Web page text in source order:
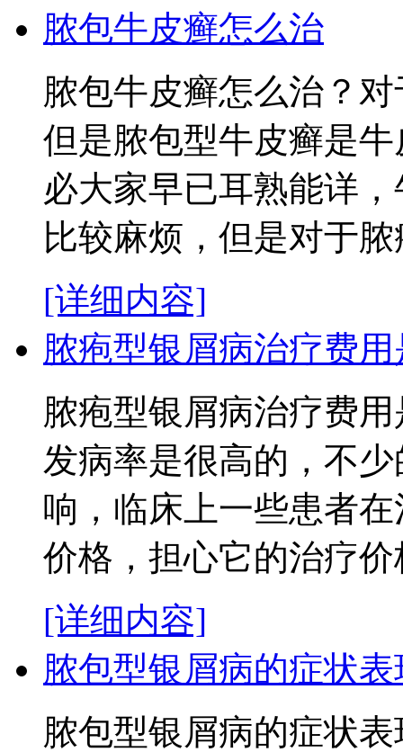
脓包牛皮癣怎么治
脓包牛皮癣怎么治？
但是脓包型牛皮癣是
必大家早已耳熟能详
比较麻烦，但是对于脓
[详细内容]
脓疱型银屑病治疗费
脓疱型银屑病治疗费
发病率是很高的，不
响，临床上一些患者
价格，担心它的治疗价
[详细内容]
脓包型银屑病的症状
脓包型银屑病的症状